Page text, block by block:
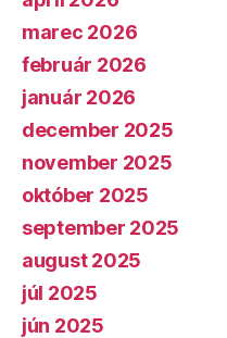
marec 2026
február 2026
január 2026
december 2025
november 2025
október 2025
september 2025
august 2025
júl 2025
jún 2025